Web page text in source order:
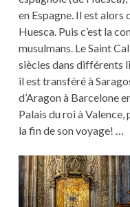
en Espagne. Il est alors
Huesca. Puis c’est la
musulmans. Le Saint
siècles dans différents
il est transféré à
d’Aragon à Barcelone
Palais du roi à Valence,
la fin de son voyage! …